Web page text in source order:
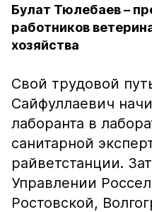
Булат Тюлебаев –
работников
хозяйства
Свой трудовой
Сайфуллаевич
лаборанта в
санитарной
райветстанции.
Управлении
Ростовской,